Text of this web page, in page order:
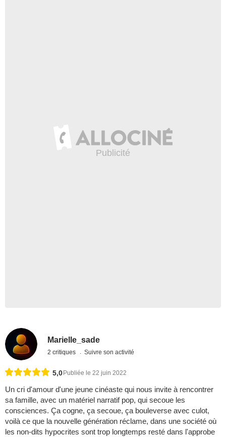
Marielle_sade
2 critiques Suivre son activité
5,0 Publiée le 22 juin 2022
Un cri d'amour d'une jeune cinéaste qui nous invite à rencontrer
sa famille, avec un matériel narratif pop, qui secoue les
consciences. Ça cogne, ça secoue, ça bouleverse avec culot,
voilà ce que la nouvelle génération réclame, dans une société où
les non-dits hypocrites sont trop longtemps resté dans l'approbe